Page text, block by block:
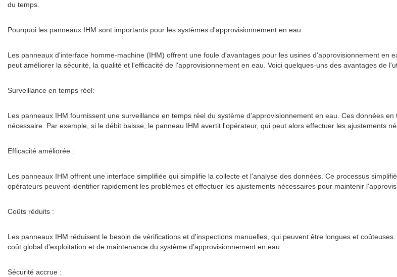
du temps.
Pourquoi les panneaux IHM sont importants pour les systèmes d'approvisionnement en eau
Les panneaux d'interface homme-machine (IHM) offrent une foule d'avantages pour les usines d'approvisionnement en
peut améliorer la sécurité, la qualité et l'efficacité de l'approvisionnement en eau. Voici quelques-uns des avantages de
Surveillance en temps réel:
Les panneaux IHM fournissent une surveillance en temps réel du système d'approvisionnement en eau. Ces données
nécessaire. Par exemple, si le débit baisse, le panneau IHM avertit l'opérateur, qui peut alors effectuer les ajustements
Efficacité améliorée :
Les panneaux IHM offrent une interface simplifiée qui simplifie la collecte et l'analyse des données. Ce processus
opérateurs peuvent identifier rapidement les problèmes et effectuer les ajustements nécessaires pour maintenir
Coûts réduits :
Les panneaux IHM réduisent le besoin de vérifications et d'inspections manuelles, qui peuvent être longues et
coût global d'exploitation et de maintenance du système d'approvisionnement en eau.
Sécurité accrue :